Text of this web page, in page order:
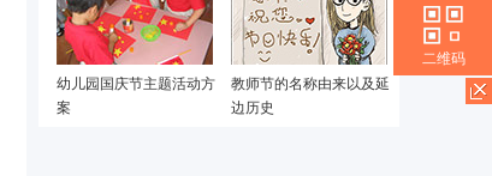
幼儿园国庆节主题活动方
案
教师节的名称由来以及延
边历史
二维码